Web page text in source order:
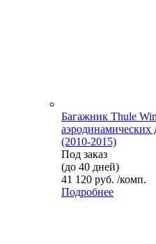
Багажник Thule
аэродинамических
(2010-2015)
Под заказ
(до 40 дней)
41 120 руб. /комп.
Подробнее